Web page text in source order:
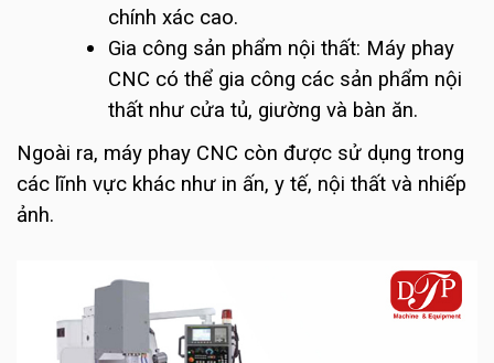
chính xác cao.
Gia công sản phẩm nội thất: Máy phay
CNC có thể gia công các sản phẩm nội
thất như cửa tủ, giường và bàn ăn.
Ngoài ra, máy phay CNC còn được sử dụng trong
các lĩnh vực khác như in ấn, y tế, nội thất và nhiếp
ảnh.